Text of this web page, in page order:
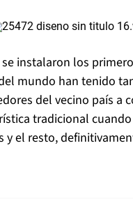
instalaron los
mundo han tenido
del vecino país a
tradicional
y el resto,